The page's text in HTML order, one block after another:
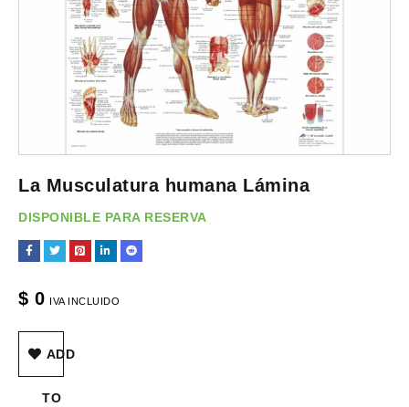
La Musculatura humana Lámina
DISPONIBLE PARA RESERVA
$ 0 IVA INCLUIDO
ADD
TO